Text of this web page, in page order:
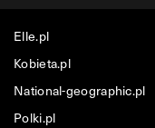
Elle.pl
Kobieta.pl
National-geographic.pl
Polki.pl